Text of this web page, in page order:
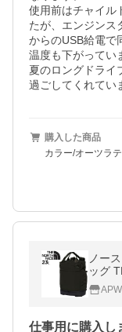
使用前はチャイル
たが、エンジンス
からのUSB給電で
温度も下がってい
夏のロングドライ
過ごしてくれてい
購入した商品
カラー/オーツラテ
ノー
ッグ
ーテ
ック
仕事用に購入